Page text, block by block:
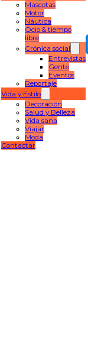
Mascotas
Motor
Náutica
Ocio & tiempo
libre
Crónica social
Entrevistas
Gente
Eventos
Reportaje
Vida y Estilo
Decoración
Salud y Belleza
Vida sana
Viajar
Moda
Contactar